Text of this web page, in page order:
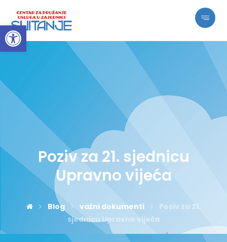
Open toolbar
Poziv za 21. sjednicu
Upravno vijeća
Blog važni dokumenti
Poziv za 21.
sjednicu Upravno vijeća